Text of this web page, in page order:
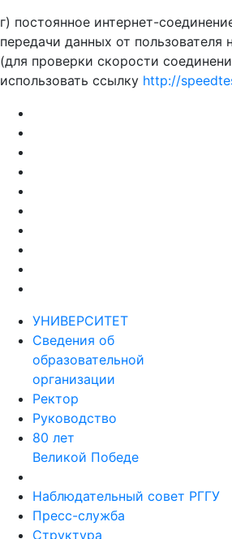
г) постоянное интернет-
передачи данных от
(для проверки скорости
использовать ссылку http://
УНИВЕРСИТЕТ
Сведения об
образовательной
организации
Ректор
Руководство
80 лет
Великой Победе
Наблюдательный совет РГГУ
Пресс-служба
Структура